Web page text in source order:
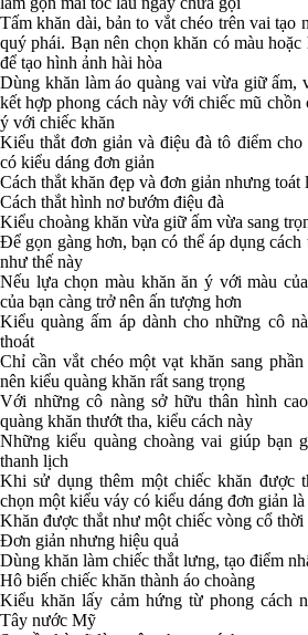
Tấm khăn dài, bản to vắt chéo trên vai tạo
quý phái. Bạn nên chọn khăn có màu
để tạo hình ảnh hài hòa
Dùng khăn làm áo quàng vai vừa giữ ấm,
kết hợp phong cách này với chiếc mũ chồn
ý với chiếc khăn
Kiểu thắt đơn giản và điệu đà tô điểm cho
có kiểu dáng đơn giản
Cách thắt khăn đẹp và đơn giản nhưng
Cách thắt hình nơ bướm điệu đà
Kiểu choàng khăn vừa giữ ấm vừa sang
Để gọn gàng hơn, bạn có thể áp dụng
như thế này
Nếu lựa chọn màu khăn ăn ý với màu
của bạn càng trở nên ấn tượng hơn
Kiểu quàng ấm áp dành cho những cô
thoát
Chỉ cần vắt chéo một vạt khăn sang
nên kiểu quàng khăn rất sang trọng
Với những cô nàng sở hữu thân hình
quàng khăn thướt tha, kiểu cách này
Những kiểu quàng choàng vai giúp bạn
thanh lịch
Khi sử dụng thêm một chiếc khăn được
chọn một kiểu váy có kiểu dáng đơn giản
Khăn được thắt như một chiếc vòng cổ thời
Đơn giản nhưng hiệu quả
Dùng khăn làm chiếc thắt lưng, tạo điểm
Hô biến chiếc khăn thành áo choàng
Kiểu khăn lấy cảm hứng từ phong cách
Tây nước Mỹ